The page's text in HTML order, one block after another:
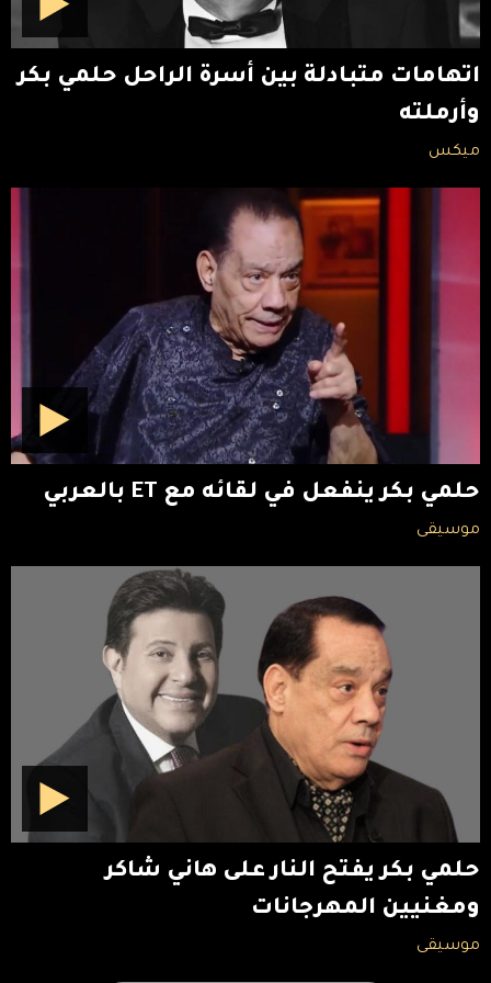
اتهامات متبادلة بين أسرة الراحل حلمي بكر
وأرملته
ميكس
حلمي بكر ينفعل في لقائه مع ET بالعربي
موسيقى
حلمي بكر يفتح النار على هاني شاكر
ومغنيين المهرجانات
موسيقى